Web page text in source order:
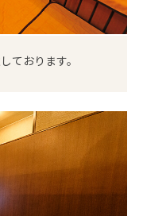
ております。